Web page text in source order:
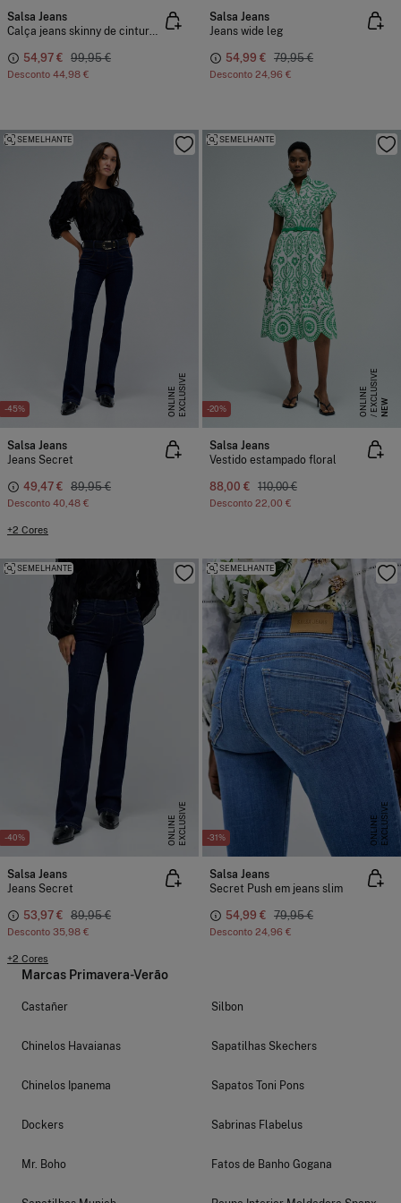
Salsa Jeans
Calça jeans skinny de cintura curta
54,97 € 99,95 €
Desconto 44,98 €
Salsa Jeans
Jeans wide leg
54,99 € 79,95 €
Desconto 24,96 €
-45% E
X
C
L
U
SI
V
E
O
N
L
I
N
E
SEMELHANTE
Salsa Jeans
Jeans Secret
49,47 € 89,95 €
Desconto 40,48 €
+2 Cores
-20% NEW
E
X
C
L
US
I
V
E
O
N
L
I
N
E
SEMELHANTE
Salsa Jeans
Vestido estampado floral
88,00 € 110,00 €
Desconto 22,00 €
-40% E
X
C
L
U
SI
V
E
O
N
L
I
N
E
SEMELHANTE
Salsa Jeans
Jeans Secret
53,97 € 89,95 €
Desconto 35,98 €
+2 Cores
-31% E
X
C
L
U
SI
V
E
O
N
L
I
N
E
SEMELHANTE
Salsa Jeans
Secret Push em jeans slim
54,99 € 79,95 €
Desconto 24,96 €
Marcas Primavera-Verão
Castañer
Chinelos Havaianas
Chinelos Ipanema
Dockers
Mr. Boho
Silbon
Sapatilhas Skechers
Sapatos Toni Pons
Sabrinas Flabelus
Fatos de Banho Gogana